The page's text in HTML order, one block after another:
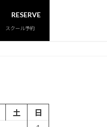
RESERVE
スクール予約
土
日